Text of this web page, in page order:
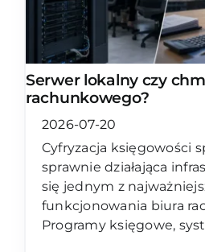
Serwer lokalny czy
rachunkowego?
2026-07-20
Cyfryzacja księgowości
sprawnie działająca
się jednym z
funkcjonowania biura
Programy księgowe,